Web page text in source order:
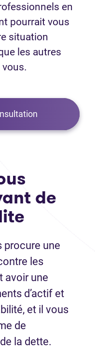
en
pourrait vous
situation
les autres
de
procure une
les
avoir une
d’actif et
et il vous
de
la dette.